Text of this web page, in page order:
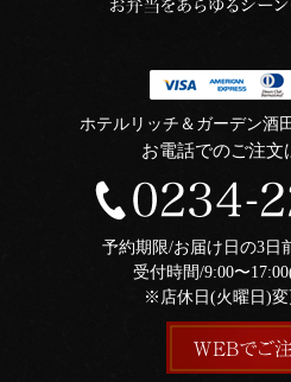
ホテルリッチ＆ガーデン酒
お電話でのご注文
予約期限/お届け日の3日
受付時間/9:00〜
※店休日(火曜日)変